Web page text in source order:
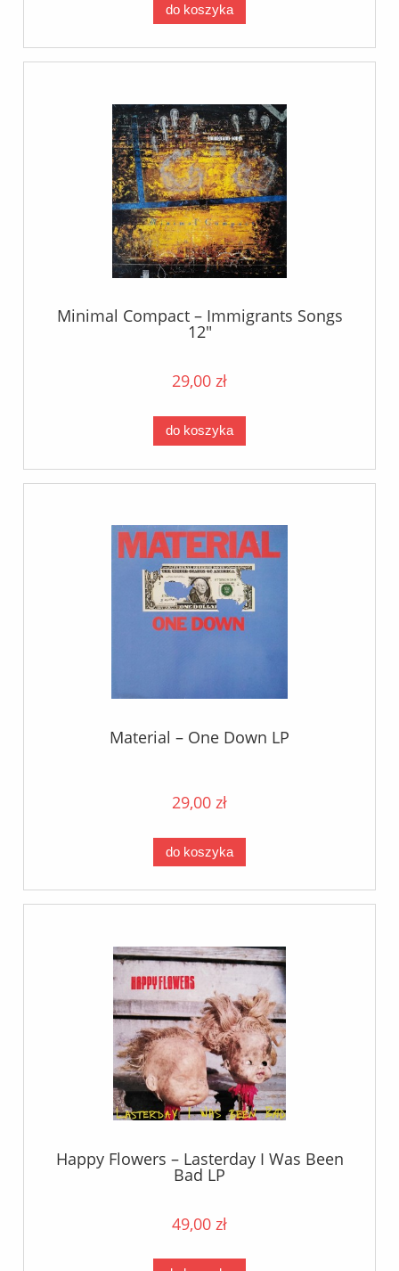
do koszyka
Minimal Compact – Immigrants Songs
12"
29,00 zł
do koszyka
Material – One Down LP
29,00 zł
do koszyka
Happy Flowers – Lasterday I Was Been
Bad LP
49,00 zł